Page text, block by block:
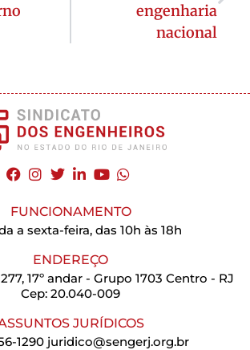
engenharia
nacional
FUNCIONAMENTO
a sexta-feira, das 10h às 18h
ENDEREÇO
17º andar - Grupo 1703 Centro - RJ
Cep: 20.040-009
JURÍDICOS
1290 juridico@sengerj.org.br